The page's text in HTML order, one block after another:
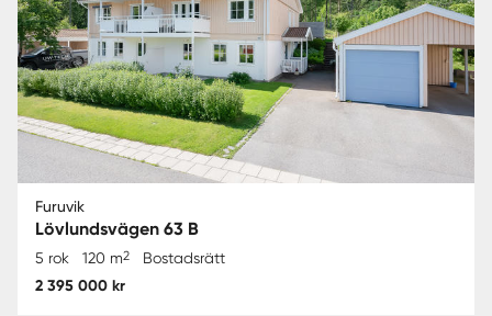
Furuvik
Lövlundsvägen 63 B
5 rok 120 m2 Bostadsrätt
2 395 000 kr